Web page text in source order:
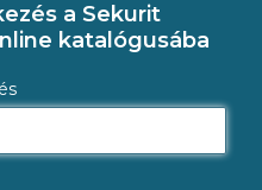
a Sekurit
katalógusába